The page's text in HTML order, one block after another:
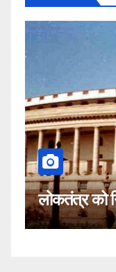
को निराश करने